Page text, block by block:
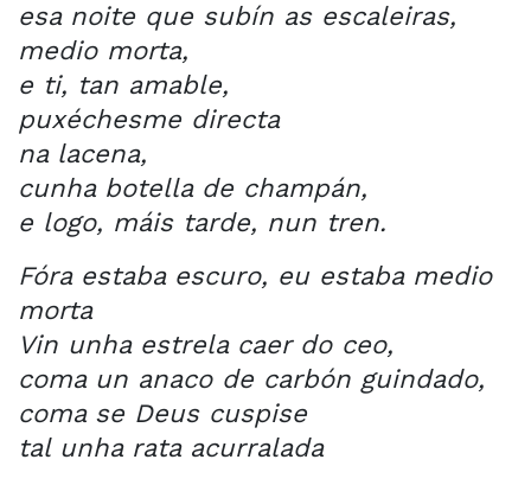
esa noite que subín as escaleiras,
medio morta,
e ti, tan amable,
puxéchesme directa
na lacena,
cunha botella de champán,
e logo, máis tarde, nun tren.
Fóra estaba escuro, eu estaba medio
morta
Vin unha estrela caer do ceo,
coma un anaco de carbón guindado,
coma se Deus cuspise
tal unha rata acurralada